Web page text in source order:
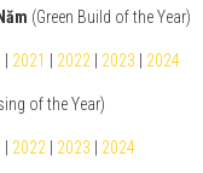
(Green Build of the Year)
2021 2022 2023 2024
of the Year)
2022 2023 2024